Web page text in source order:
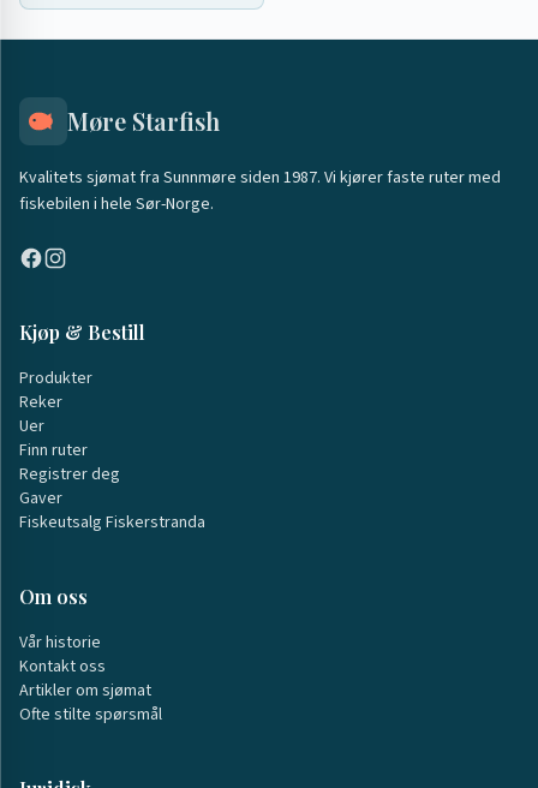
Møre Starfish
Kvalitets sjømat fra Sunnmøre siden 1987. Vi kjører faste ruter med
fiskebilen i hele Sør-Norge.
Kjøp & Bestill
Produkter
Reker
Uer
Finn ruter
Registrer deg
Gaver
Fiskeutsalg Fiskerstranda
Om oss
Vår historie
Kontakt oss
Artikler om sjømat
Ofte stilte spørsmål